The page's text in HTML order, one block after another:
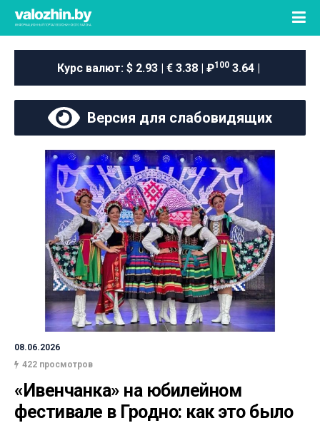
Курс валют: $ 2.93 | € 3.38 | ₽100 3.64 |
Версия для слабовидящих
08.06.2026
422 просмотров
«Ивенчанка» на юбилейном
фестивале в Гродно: как это было